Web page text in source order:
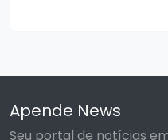
Apende News
Seu portal de notícias